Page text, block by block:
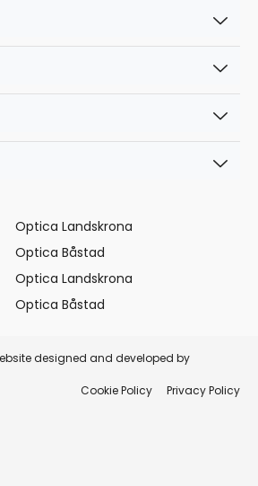
Optica Landskrona
Optica Båstad
Optica Landskrona
Optica Båstad
designed and developed by
Cookie Policy
Privacy Policy